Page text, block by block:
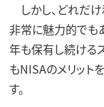
しかし、どれだ
非常に魅力的でも
年も保有し続ける
もNISAのメリット
す。